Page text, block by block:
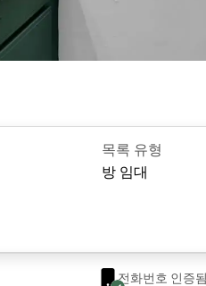
목록 유형
방 임대
전화번호 인증됨